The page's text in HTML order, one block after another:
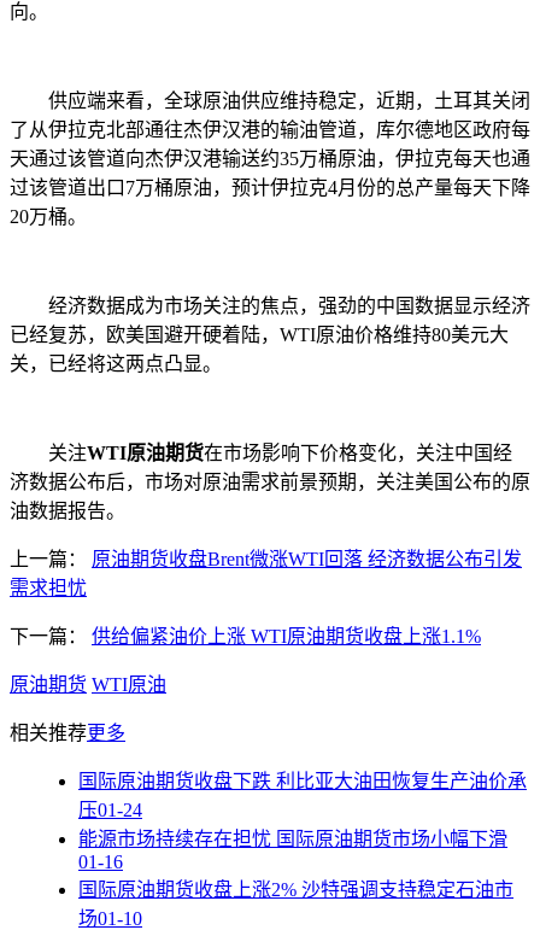
向。
供应端来看，全球原油供应维持稳定，近期，土耳其关闭
了从伊拉克北部通往杰伊汉港的输油管道，库尔德地区政府每
天通过该管道向杰伊汉港输送约35万桶原油，伊拉克每天也通
过该管道出口7万桶原油，预计伊拉克4月份的总产量每天下降
20万桶。
经济数据成为市场关注的焦点，强劲的中国数据显示经济
已经复苏，欧美国避开硬着陆，WTI原油价格维持80美元大
关，已经将这两点凸显。
关注WTI原油期货在市场影响下价格变化，关注中国经
济数据公布后，市场对原油需求前景预期，关注美国公布的原
油数据报告。
上一篇：
原油期货收盘Brent微涨WTI回落 经济数据公布引发
需求担忧
下一篇： 供给偏紧油价上涨 WTI原油期货收盘上涨1.1%
原油期货 WTI原油
相关推荐更多
国际原油期货收盘下跌 利比亚大油田恢复生产油价承
压01-24
能源市场持续存在担忧 国际原油期货市场小幅下滑
01-16
国际原油期货收盘上涨2% 沙特强调支持稳定石油市
场01-10